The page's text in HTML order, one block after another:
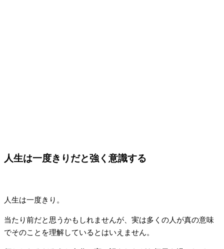
人生は一度きりだと強く意識する
人生は一度きり。
当たり前だと思うかもしれませんが、実は多くの人が真の意味
でそのことを理解しているとはいえません。